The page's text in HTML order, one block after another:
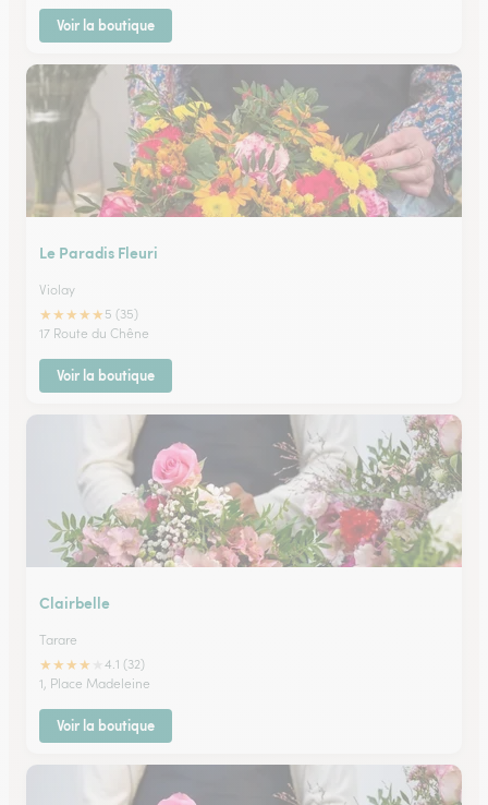
Voir la boutique
Le Paradis Fleuri
Violay
★★★★★ 5 (35)
17 Route du Chêne
Voir la boutique
Clairbelle
Tarare
★★★★
4.1 (32)
1, Place Madeleine
Voir la boutique